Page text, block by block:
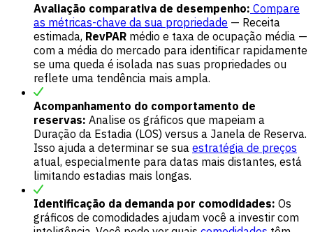
Avaliação comparativa de desempenho: Compare
as métricas-chave da sua propriedade — Receita
estimada, RevPAR médio e taxa de ocupação média —
com a média do mercado para identificar rapidamente
se uma queda é isolada nas suas propriedades ou
reflete uma tendência mais ampla.
Acompanhamento do comportamento de
reservas: Analise os gráficos que mapeiam a
Duração da Estadia (LOS) versus a Janela de Reserva.
Isso ajuda a determinar se sua estratégia de preços
atual, especialmente para datas mais distantes, está
limitando estadias mais longas.
Identificação da demanda por comodidades: Os
gráficos de comodidades ajudam você a investir com